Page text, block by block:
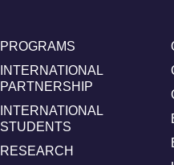
PROGRAMS
INTERNATIONAL
PARTNERSHIP
INTERNATIONAL
STUDENTS
RESEARCH